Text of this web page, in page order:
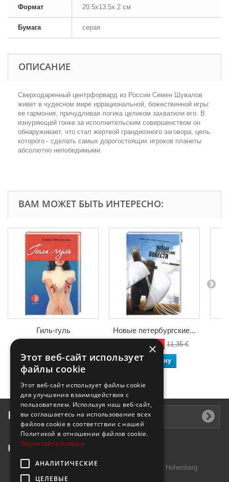
Формат 20.5x13.5x.2 см
Бумага серая
ОПИСАНИЕ
Сверходаренный центрфорвард из России Семен Шувалов
живет в чудесном мире иррациональной, божественной игры:
ее гармония, причудливая логика целиком захватили его. В
изнуряющей гонке за исполнительским совершенством он
обнаруживает, что стал жертвой грандиозного заговора, цель
которого - сделать самых дорогостоящих игроков планеты
абсолютно непобедимыми.
ВАМ МОЖЕТ БЫТЬ ИНТЕРЕСНО:
Гиль-гуль
В корзину
Новые петербургские...
-50% 11,35 €
В корзину
Рассылка
Контактная информация
Introtek GmbH, Hutschenreuther Str. 13 95691 Hohenberg
×
Этот веб-сайт использует
файлы cookie
Этот веб-сайт использует файлы cookie
для улучшения взаимодействия с
пользователем. Используя наш веб-сайт,
вы соглашаетесь на использование всех
файлов cookie в соответствии с нашей
Политикой в ​​отношении файлов cookie.
Прочитайте больше
АНАЛИТИЧЕСКИЕ
ЦЕЛЕВЫЕ